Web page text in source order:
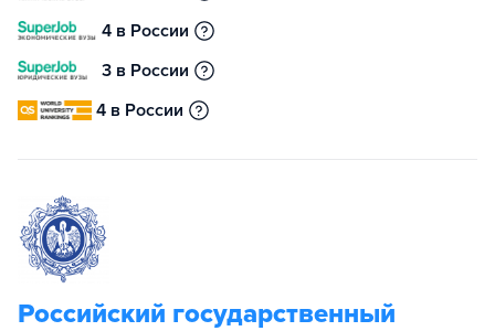
4 в России
3 в России
4 в России
Российский государственный